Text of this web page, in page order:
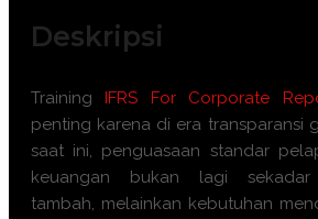
Deskripsi
Training
IFRS For Corporate
penting karena di era transparansi
saat ini, penguasaan standar
keuangan bukan lagi
tambah, melainkan kebutuhan